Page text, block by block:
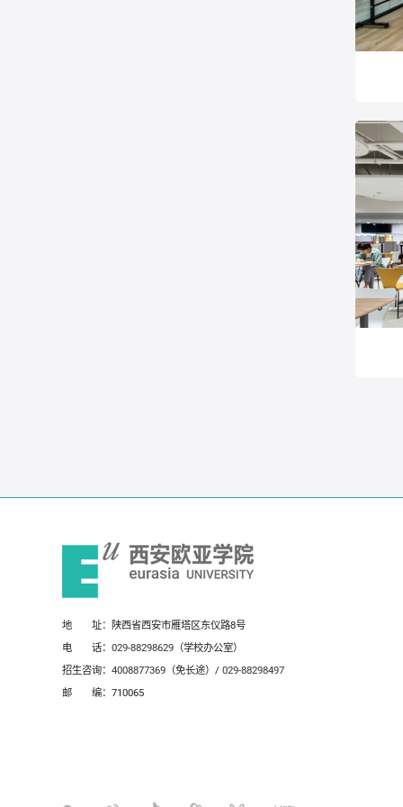
地 址：陕西省西安市雁塔区东仪路8号
电 话： 029-88298629（学校办公室）
招生咨询： 4008877369（免长途）/029-88298497
邮 编：710065